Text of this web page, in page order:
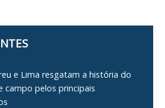
e Lima resgatam a história do
campo pelos principais